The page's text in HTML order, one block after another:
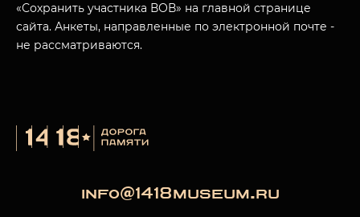
«Сохранить участника ВОВ» на главной странице
сайта. Анкеты, направленные по электронной почте -
не рассматриваются.
info@1418museum.ru